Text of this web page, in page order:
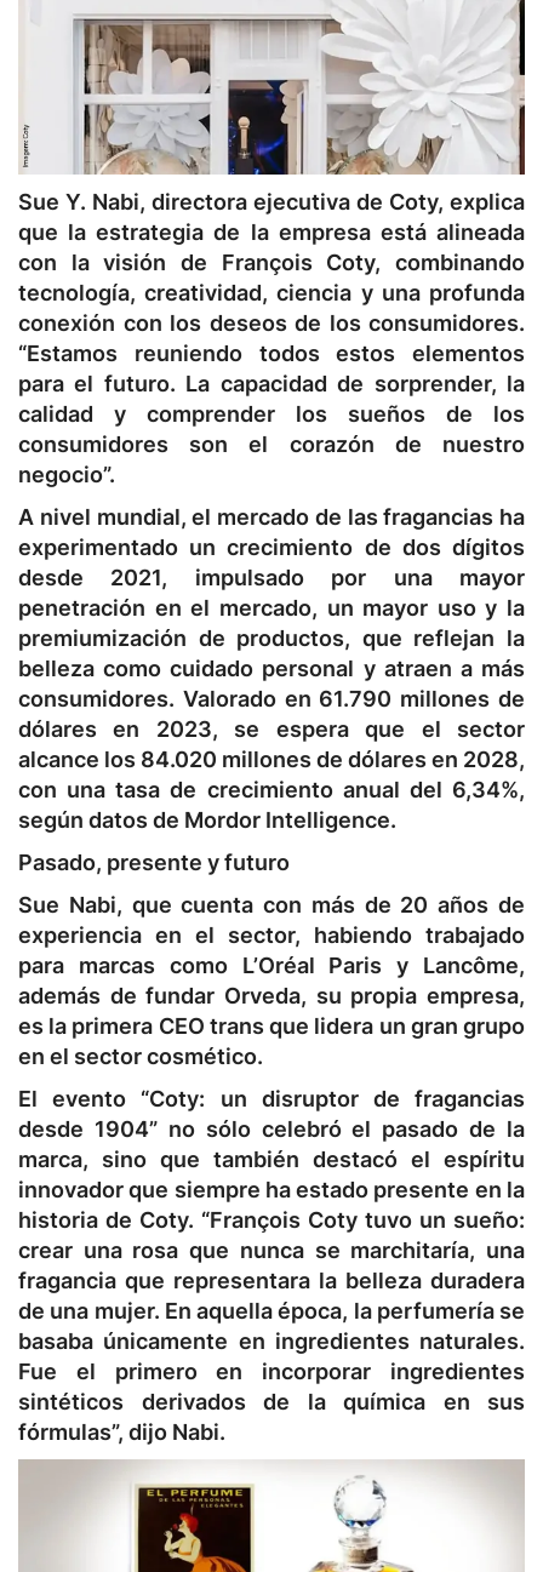
Sue Y. Nabi, directora ejecutiva de Coty, explica
que la estrategia de la empresa está alineada
con la visión de François Coty, combinando
tecnología, creatividad, ciencia y una profunda
conexión con los deseos de los consumidores.
“Estamos reuniendo todos estos elementos
para el futuro. La capacidad de sorprender, la
calidad y comprender los sueños de los
consumidores son el corazón de nuestro
negocio”.
A nivel mundial, el mercado de las fragancias ha
experimentado un crecimiento de dos dígitos
desde 2021, impulsado por una mayor
penetración en el mercado, un mayor uso y la
premiumización de productos, que reflejan la
belleza como cuidado personal y atraen a más
consumidores. Valorado en 61.790 millones de
dólares en 2023, se espera que el sector
alcance los 84.020 millones de dólares en 2028,
con una tasa de crecimiento anual del 6,34%,
según datos de Mordor Intelligence.
Pasado, presente y futuro
Sue Nabi, que cuenta con más de 20 años de
experiencia en el sector, habiendo trabajado
para marcas como L’Oréal Paris y Lancôme,
además de fundar Orveda, su propia empresa,
es la primera CEO trans que lidera un gran grupo
en el sector cosmético.
El evento “Coty: un disruptor de fragancias
desde 1904” no sólo celebró el pasado de la
marca, sino que también destacó el espíritu
innovador que siempre ha estado presente en la
historia de Coty. “François Coty tuvo un sueño:
crear una rosa que nunca se marchitaría, una
fragancia que representara la belleza duradera
de una mujer. En aquella época, la perfumería se
basaba únicamente en ingredientes naturales.
Fue el primero en incorporar ingredientes
sintéticos derivados de la química en sus
fórmulas”, dijo Nabi.